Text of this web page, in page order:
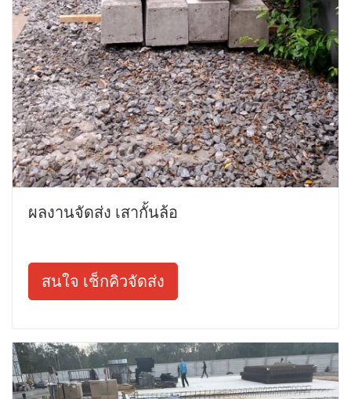
ผลงานจัดส่ง เสากั้นล้อ
สนใจ เช็กคิวจัดส่ง